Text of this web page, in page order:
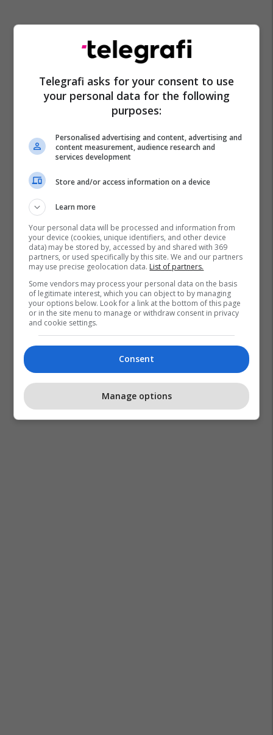
Telegrafi asks for your consent to use
your personal data for the following
purposes:
Personalised advertising and content, advertising and
content measurement, audience research and
services development
Store and/or access information on a device
Learn more
Your personal data will be processed and information from
your device (cookies, unique identifiers, and other device
data) may be stored by, accessed by and shared with 369
partners, or used specifically by this site. We and our partners
may use precise geolocation data. List of partners.
Some vendors may process your personal data on the basis
of legitimate interest, which you can object to by managing
your options below. Look for a link at the bottom of this page
or in the site menu to manage or withdraw consent in privacy
and cookie settings.
Consent
Manage options